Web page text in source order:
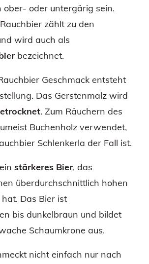
ober- oder untergärig sein.
zählt zu den
wird auch als
bezeichnet.
Geschmack entsteht
Das Gerstenmalz wird
. Zum Räuchern des
Buchenholz verwendet,
Schlenkerla der Fall ist.
stärkeres Bier, das
überdurchschnittlich hohen
Das Bier ist
bis dunkelbraun und bildet
Schaumkrone aus.
nicht einfach nur nach